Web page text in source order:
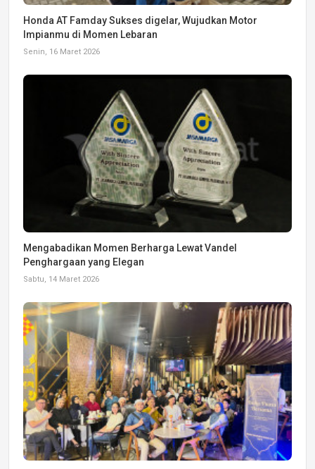
Honda AT Famday Sukses digelar, Wujudkan Motor
Impianmu di Momen Lebaran
Senin, 16 Maret 2026
Mengabadikan Momen Berharga Lewat Vandel
Penghargaan yang Elegan
Sabtu, 14 Maret 2026